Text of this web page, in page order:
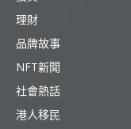
理財
品牌故事
NFT新聞
社會熱話
港人移民